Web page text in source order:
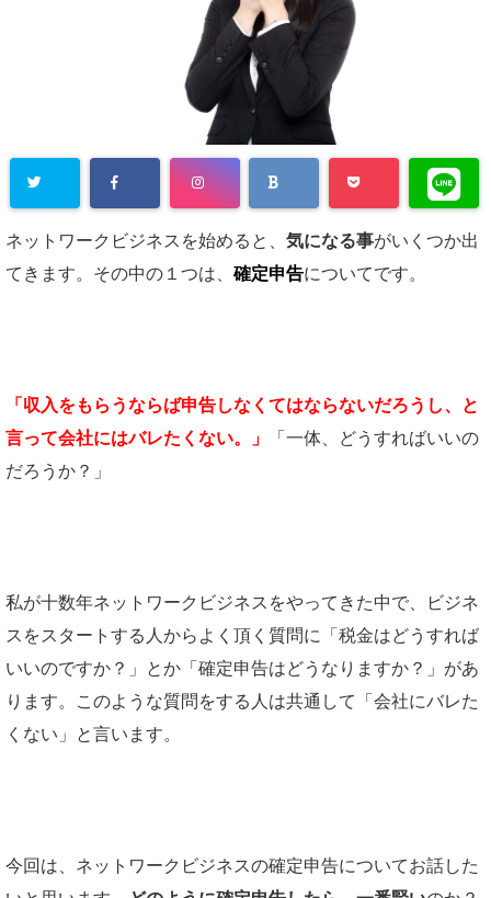
ネットワークビジネスを始めると、 気になる事がいくつか出
てきます。その中の１つは、 確定申告についてです。
「収入をもらうならば申告しなくてはならないだろうし、と
言って会社にはバレたくない。」
「一体、どうすればいいの
だろうか？」
私が十数年ネットワークビジネスをやってきた中で、ビジネ
スをスタートする人からよく頂く質問に「税金はどうすれば
いいのですか？」とか「確定申告はどうなりますか？」があ
ります。このような質問をする人は共通して「会社にバレた
くない」と言います。
今回は、ネットワークビジネスの確定申告についてお話した